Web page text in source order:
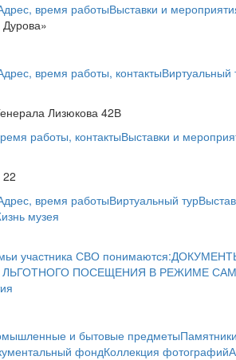
время работыВыставки и
время работы, контактыВиртуальный
Лизюкова 42В
работы, контактыВыставки и
время работыВиртуальный тур
музея
участника СВО понимаются:
ЛЬГОТНОГО ПОСЕЩЕНИЯ В РЕЖИМЕ
и бытовые предметы
фондКоллекция фотографий